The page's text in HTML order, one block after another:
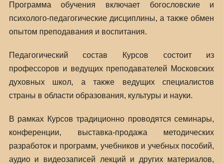
Программа обучения включает богословские и
психолого-педагогические дисциплины, а также обмен
опытом преподавания и воспитания.
Педагогический состав Курсов состоит из
профессоров и ведущих преподавателей Московских
духовных школ, а также ведущих специалистов
страны в области образования, культуры и науки.
В рамках Курсов традиционно проводятся семинары,
конференции, выставка-продажа методических
разработок и программ, учебников и учебных пособий,
аудио и видеозаписей лекций и других материалов,